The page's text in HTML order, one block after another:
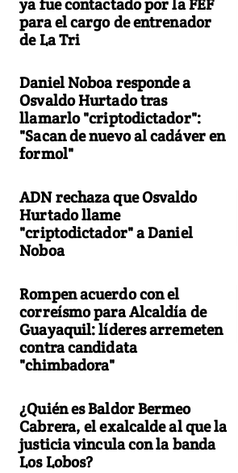
para el cargo de entrenador
de La Tri
Daniel Noboa responde a
Osvaldo Hurtado tras
llamarlo "criptodictador":
"Sacan de nuevo al cadáver en
formol"
ADN rechaza que Osvaldo
Hurtado llame
"criptodictador" a Daniel
Noboa
Rompen acuerdo con el
correísmo para Alcaldía de
Guayaquil: líderes arremeten
contra candidata
"chimbadora"
¿Quién es Baldor Bermeo
Cabrera, el exalcalde al que la
justicia vincula con la banda
Los Lobos?